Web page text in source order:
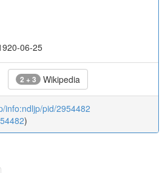
06-25
2 + 3 Wikipedia
info:ndljp/pid/2954482
)